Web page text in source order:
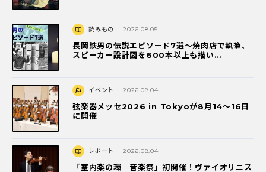
読みもの 2026.08.05
長岡鉄男の伝説エピソード7選〜焼肉店で執筆、
スピーカー設計図を600本以上も描い...
イベント 2026.08.04
弦楽器メッセ2026 in Tokyoが8月14～16日
に開催
レポート 2026.08.04
「室内楽の環 音楽祭」初開催！ヴァイオリニス